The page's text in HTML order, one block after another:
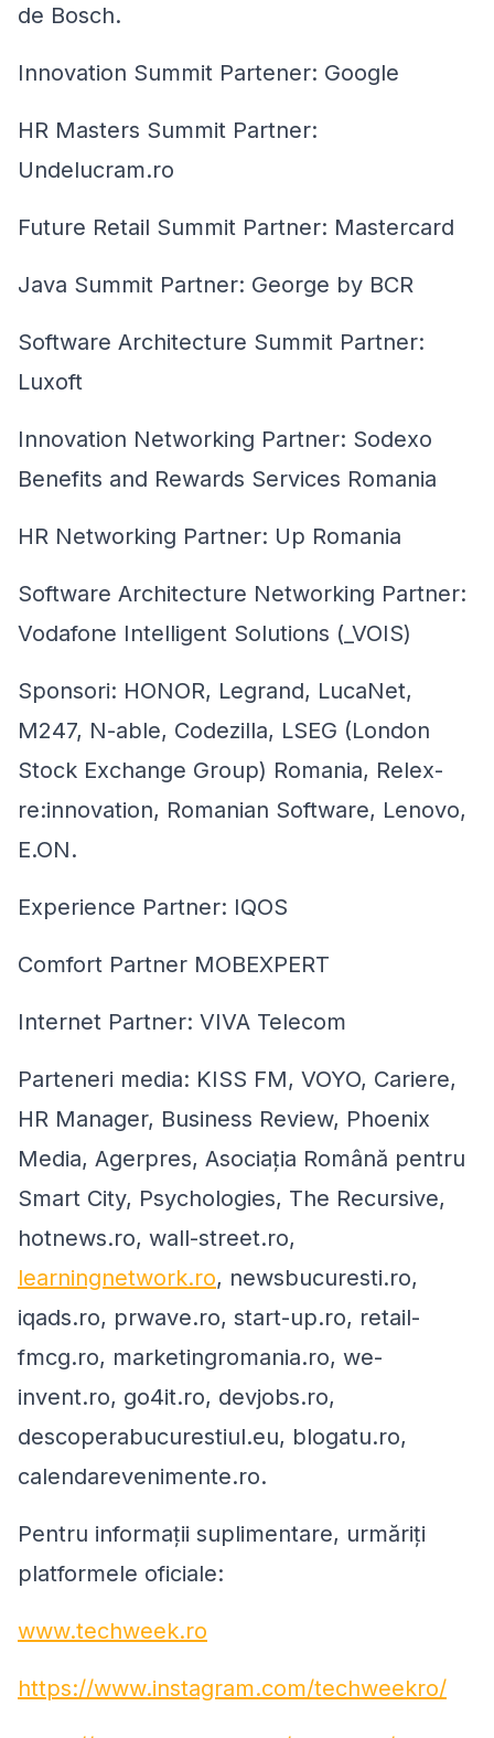
de Bosch.
Innovation Summit Partener: Google
HR Masters Summit Partner:
Undelucram.ro
Future Retail Summit Partner: Mastercard
Java Summit Partner: George by BCR
Software Architecture Summit Partner:
Luxoft
Innovation Networking Partner: Sodexo
Benefits and Rewards Services Romania
HR Networking Partner: Up Romania
Software Architecture Networking Partner:
Vodafone Intelligent Solutions (_VOIS)
Sponsori: HONOR, Legrand, LucaNet,
M247, N-able, Codezilla, LSEG (London
Stock Exchange Group) Romania, Relex-
re:innovation, Romanian Software, Lenovo,
E.ON.
Experience Partner: IQOS
Comfort Partner MOBEXPERT
Internet Partner: VIVA Telecom
Parteneri media: KISS FM, VOYO, Cariere,
HR Manager, Business Review, Phoenix
Media, Agerpres, Asociația Română pentru
Smart City, Psychologies, The Recursive,
hotnews.ro, wall-street.ro,
learningnetwork.ro, newsbucuresti.ro,
iqads.ro, prwave.ro, start-up.ro, retail-
fmcg.ro, marketingromania.ro, we-
invent.ro, go4it.ro, devjobs.ro,
descoperabucurestiul.eu, blogatu.ro,
calendarevenimente.ro.
Pentru informații suplimentare, urmăriți
platformele oficiale:
www.techweek.ro
https://www.instagram.com/techweekro/